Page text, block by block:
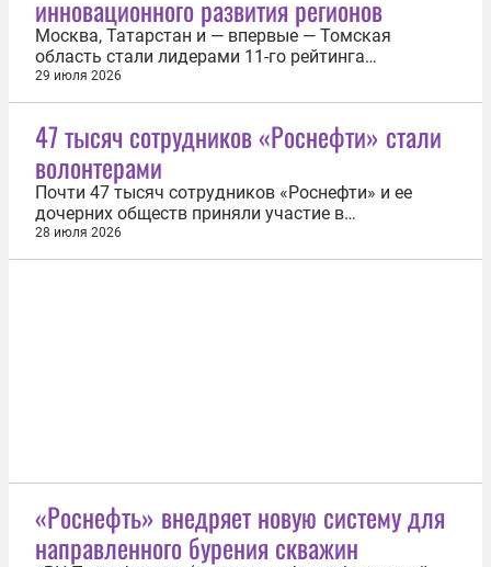
инновационного развития регионов
Москва, Татарстан и — впервые — Томская
область стали лидерами 11-го рейтинга
инновационного развития субъектов России.
Результаты рейтинга обнародовал Институт
знаний Высшей школы экономики (ИСИЭЗ НИУ
ВШЭ). Москва возглавила рейтинг в девятый раз.
«Как и...
29 июля 2026
47 тысяч сотрудников «Роснефти» стали
волонтерами
Почти 47 тысяч сотрудников «Роснефти» и ее
дочерних обществ приняли участие в
волонтерских проектах в первом полугодии 2026
года. В рамках корпоративной программы
28 июля 2026
«Роснефть» внедряет новую систему для
направленного бурения скважин